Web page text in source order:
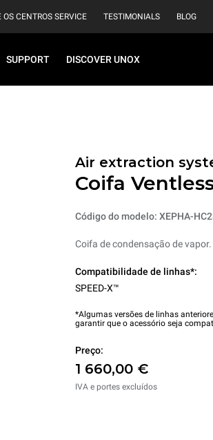
OS CENTROS SERVICE TESTIMONIALS BLOG
SUPPORT DISCOVER UNOX
Air extraction
Coifa
Código do modelo: XEPHA-
Coifa de condensação de
Compatibilidade de linhas*:
SPEED-X™
*Algumas versões de linhas
garantir que o acessório seja
Preço:
1 660,00 €
IVA e portes excluídos